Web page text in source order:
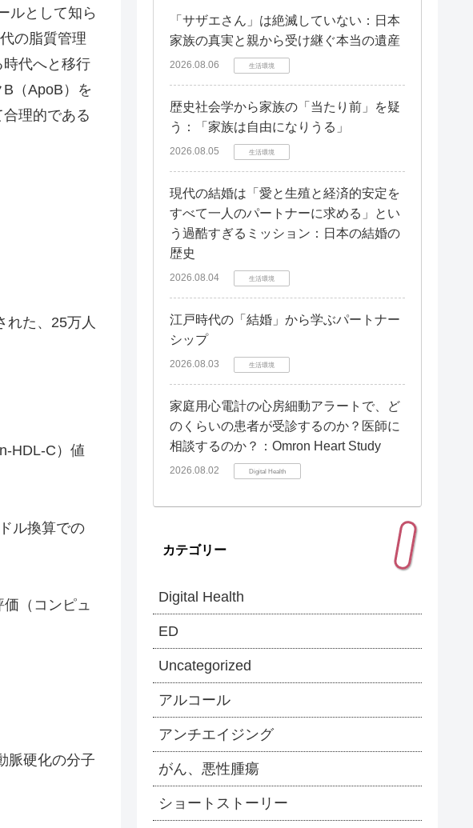
ルとして知ら
の脂質管理
代へと移行
（ApoB）を
理的である
れた、25万人
HDL-C）値
ル換算での
（コンピュ
脈硬化の分子
「サザエさん」は絶滅していない：日本
家族の真実と親から受け継ぐ本当の遺産
2026.08.06 生活環境
歴史社会学から家族の「当たり前」を疑
う：「家族は自由になりうる」
2026.08.05 生活環境
現代の結婚は「愛と生殖と経済的安定を
すべて一人のパートナーに求める」とい
う過酷すぎるミッション：日本の結婚の
歴史
2026.08.04 生活環境
江戸時代の「結婚」から学ぶパートナー
シップ
2026.08.03 生活環境
家庭用心電計の心房細動アラートで、ど
のくらいの患者が受診するのか？医師に
相談するのか？：Omron Heart Study
2026.08.02 Digital Health
カテゴリー
Digital Health
ED
Uncategorized
アルコール
アンチエイジング
がん、悪性腫瘍
ショートストーリー